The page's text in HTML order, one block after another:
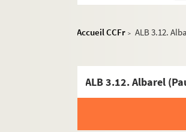
Accueil CCFr > ALB 3.12.
ALB 3.12. Albarel